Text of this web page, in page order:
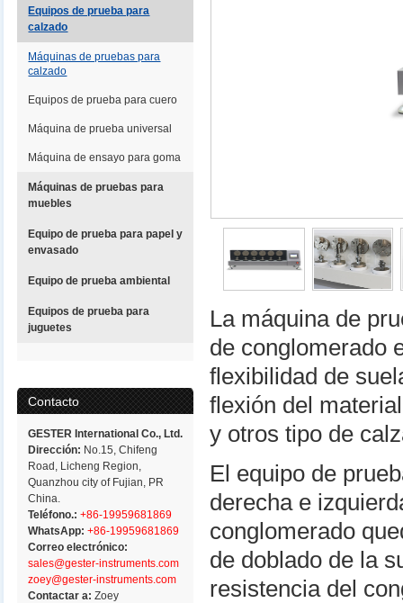
Equipos de prueba para
calzado
Máquinas de pruebas para
calzado
Equipos de prueba para cuero
Máquina de prueba universal
Máquina de ensayo para goma
Máquinas de pruebas para
muebles
Equipo de prueba para papel y
envasado
Equipo de prueba ambiental
Equipos de prueba para
juguetes
Contacto
GESTER International Co., Ltd.
Dirección: No.15, Chifeng
Road, Licheng Region,
Quanzhou city of Fujian, PR
China.
Teléfono.: +86-19959681869
WhatsApp: +86-19959681869
Correo electrónico:
sales@gester-instruments.com
zoey@gester-instruments.com
Contactar a:Zoey
La máquina de
de conglomerado
flexibilidad de
flexión del
y otros tipo de
El equipo de
derecha e
conglomerado
de doblado de la
resistencia del